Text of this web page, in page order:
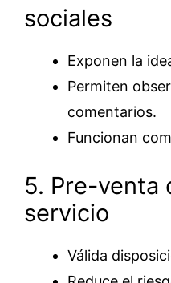
sociales
Exponen la
Permiten
comentarios.
Funcionan
5. Pre-venta
servicio
Válida